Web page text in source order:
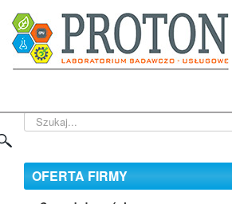
Kontakt
Szukaj...
OFERTA FIRMY